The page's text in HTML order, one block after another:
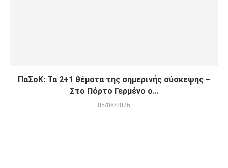
ΠαΣοΚ: Τα 2+1 θέματα της σημερινής σύσκεψης –
Στο Πόρτο Γερμένο ο...
05/08/2026